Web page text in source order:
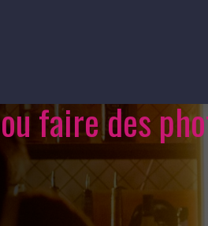
ou faire des